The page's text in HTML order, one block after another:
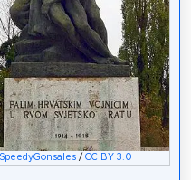
SpeedyGonsales /CC BY 3.0